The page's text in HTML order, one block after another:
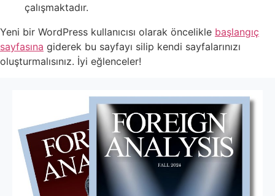
çalışmaktadır.
Yeni bir WordPress kullanıcısı olarak öncelikle başlangıç
sayfasına giderek bu sayfayı silip kendi sayfalarınızı
oluşturmalısınız. İyi eğlenceler!